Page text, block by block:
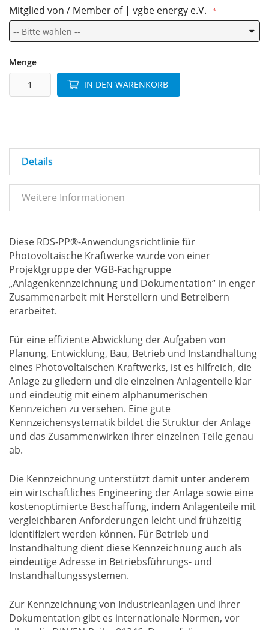
Mitglied von / Member of | vgbe energy e.V.
Menge
IN DEN WARENKORB
Details
Weitere Informationen
Diese RDS-PP®-Anwendungsrichtlinie für
Photovoltaische Kraftwerke wurde von einer
Projektgruppe der VGB-Fachgruppe
„Anlagenkennzeichnung und Dokumentation“ in enger
Zusammenarbeit mit Herstellern und Betreibern
erarbeitet.
Für eine effiziente Abwicklung der Aufgaben von
Planung, Entwicklung, Bau, Betrieb und Instandhaltung
eines Photovoltaischen Kraftwerks, ist es hilfreich, die
Anlage zu gliedern und die einzelnen Anlagenteile klar
und eindeutig mit einem alphanumerischen
Kennzeichen zu versehen. Eine gute
Kennzeichensystematik bildet die Struktur der Anlage
und das Zusammenwirken ihrer einzelnen Teile genau
ab.
Die Kennzeichnung unterstützt damit unter anderem
ein wirtschaftliches Engineering der Anlage sowie eine
kostenoptimierte Beschaffung, indem Anlagenteile mit
vergleichbaren Anforderungen leicht und frühzeitig
identifiziert werden können. Für Betrieb und
Instandhaltung dient diese Kennzeichnung auch als
eindeutige Adresse in Betriebsführungs- und
Instandhaltungssystemen.
Zur Kennzeichnung von Industrieanlagen und ihrer
Dokumentation gibt es internationale Normen, vor